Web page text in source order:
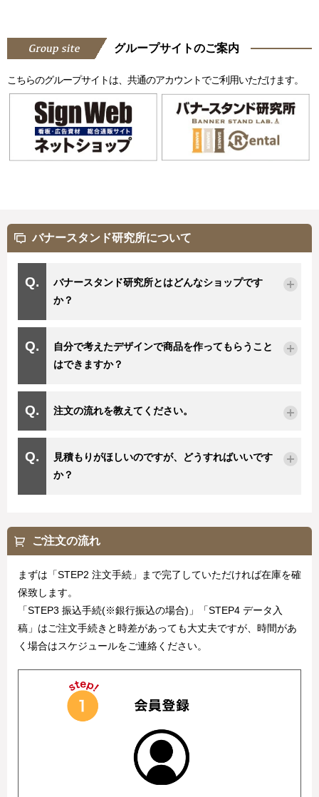
グループサイトのご案内
こちらのグループサイトは、共通のアカウントでご利用いただけます。
バナースタンド研究所について
バナースタンド研究所とはどんなショップです
か？
自分で考えたデザインで商品を作ってもらうこと
はできますか？
注文の流れを教えてください。
見積もりがほしいのですが、どうすればいいです
か？
ご注文の流れ
まずは「STEP2 注文手続」まで完了していただければ在庫を確
保致します。
「STEP3 振込手続(※銀行振込の場合)」「STEP4 データ入
稿」はご注文手続きと時差があっても大丈夫ですが、時間があ
く場合はスケジュールをご連絡ください。